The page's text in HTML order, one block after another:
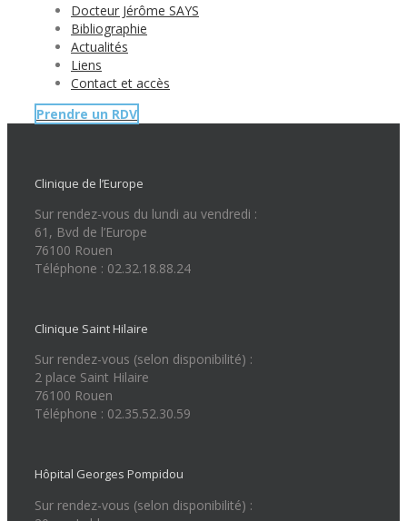
Docteur Jérôme SAYS
Bibliographie
Actualités
Liens
Contact et accès
Prendre un RDV
Clinique de l’Europe
Sur rendez-vous du lundi au vendredi :
61, Bvd de l’Europe
76100 Rouen
Téléphone : 02.32.18.88.24
Clinique Saint Hilaire
Sur rendez-vous (selon disponibilité) :
2 place Saint Hilaire
76100 Rouen
Téléphone : 02.35.52.30.59
Hôpital Georges Pompidou
Sur rendez-vous (selon disponibilité) :